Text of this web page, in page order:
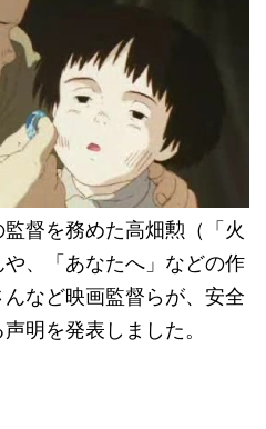
督を務めた高畑勲（「火
、「あなたへ」などの作
など映画監督らが、安全
明を発表しました。